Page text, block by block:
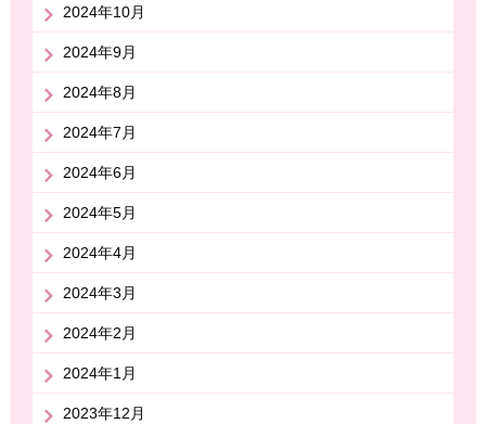
2024年10月
2024年9月
2024年8月
2024年7月
2024年6月
2024年5月
2024年4月
2024年3月
2024年2月
2024年1月
2023年12月